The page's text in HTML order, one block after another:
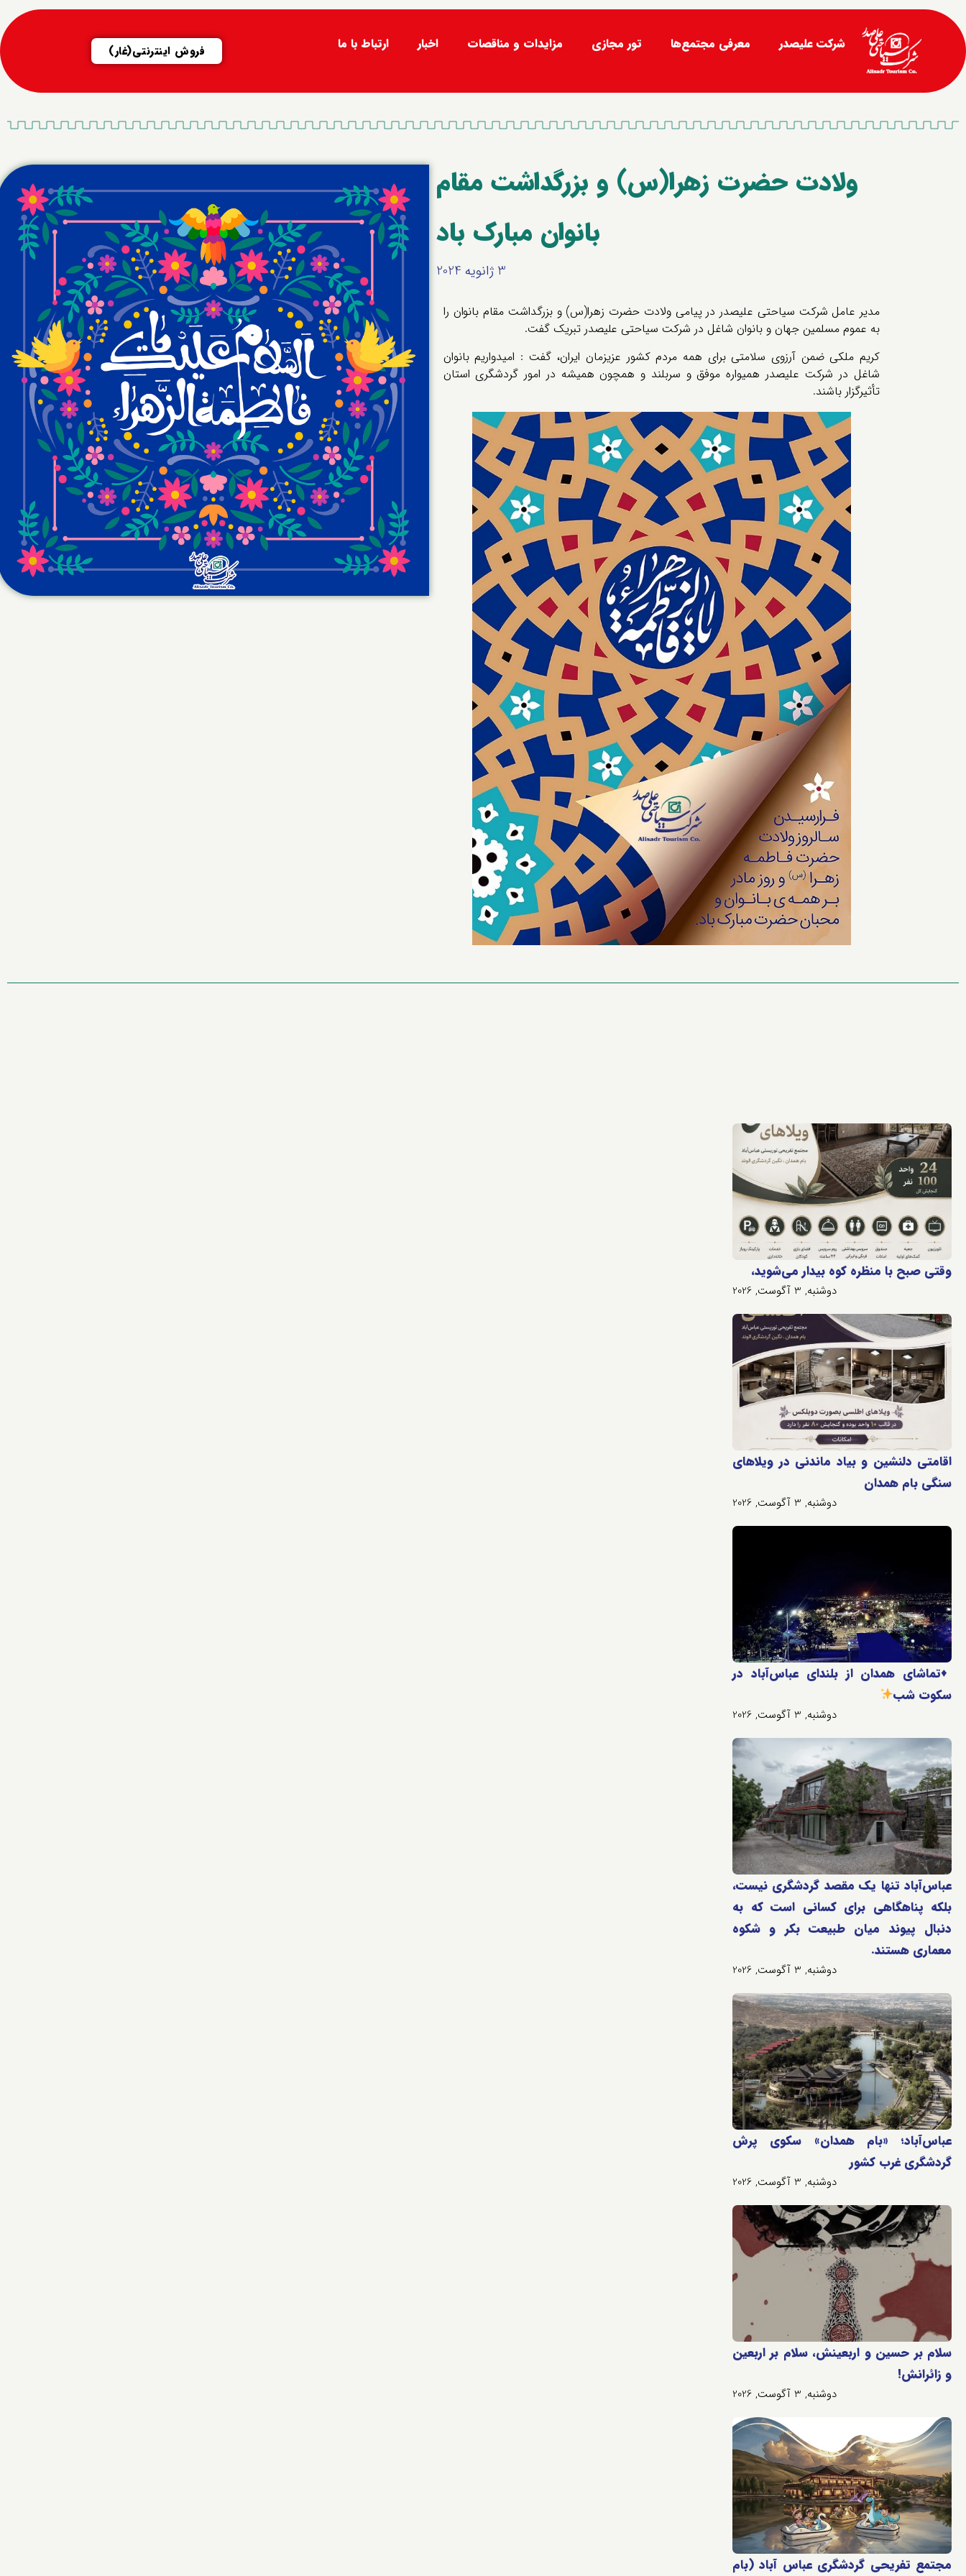
شرکت علیصدر معرفی مجتمع‌ها تور مجازی مزایدات و مناقصات اخبار ارتباط با ما فروش اینترنتی(غار)
ولادت حضرت زهرا(س) و بزرگداشت مقام
بانوان مبارک باد
3 ژانویه 2024
مدیر عامل شرکت سیاحتی علیصدر در پیامی ولادت حضرت زهرا(س) و بزرگداشت مقام بانوان را
به عموم مسلمین جهان و بانوان شاغل در شرکت سیاحتی علیصدر تبریک گفت.
کریم ملکی ضمن آرزوی سلامتی برای همه مردم کشور عزیزمان ایران، گفت : امیدواریم بانوان
شاغل در شرکت علیصدر همیواره موفق و سربلند و همچون همیشه در امور گردشگری استان
تأثیرگزار باشند.
وقتی صبح با منظره کوه بیدار می‌شوید،
دوشنبه, 3 آگوست, 2026
اقامتی دلنشین و بیاد ماندنی در ویلاهای
سنگی بام همدان
دوشنبه, 3 آگوست, 2026
♦️تماشای همدان از بلندای عباس‌آباد در
سکوت شب
دوشنبه, 3 آگوست, 2026
عباس‌آباد تنها یک مقصد گردشگری نیست،
بلکه پناهگاهی برای کسانی است که به
دنبال پیوند میان طبیعت بکر و شکوه
معماری هستند.
دوشنبه, 3 آگوست, 2026
عباس‌آباد؛ «بام همدان» سکوی پرش
گردشگری غرب کشور
دوشنبه, 3 آگوست, 2026
سلام بر حسین و اربعینش، سلام بر اربعین
و زائرانش!
دوشنبه, 3 آگوست, 2026
مجتمع تفریحی گردشگری عباس آباد (بام